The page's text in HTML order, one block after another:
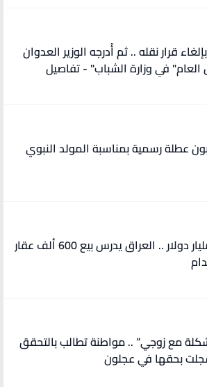
"انتصر قضائيًا بإلغاء قرار نقله .. ثم أُدرجه الوزير العدوان
في وزارة الشباب" - تفاصيل
عطلة رسمية بمناسبة المولد النبوي
قيمتها 150 مليار دولار .. العراق يدرس بيع 600 ألف عقار
تسببت لي بمشكلة مع زوجي” .. مواطنة تطالب بالتحقق
بحقها في عجلون